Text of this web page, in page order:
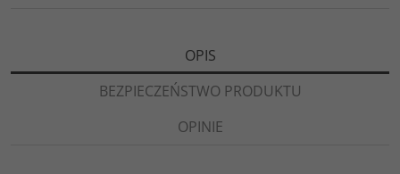
OPIS
BEZPIECZEŃSTWO PRODUKTU
OPINIE